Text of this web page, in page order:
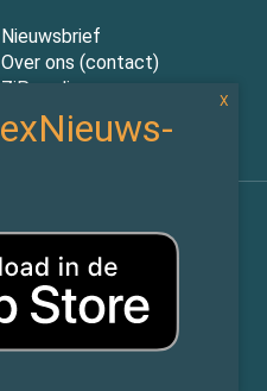
Nieuwsbrief
Over ons (contact)
ZiPmedia
Privacy Statement